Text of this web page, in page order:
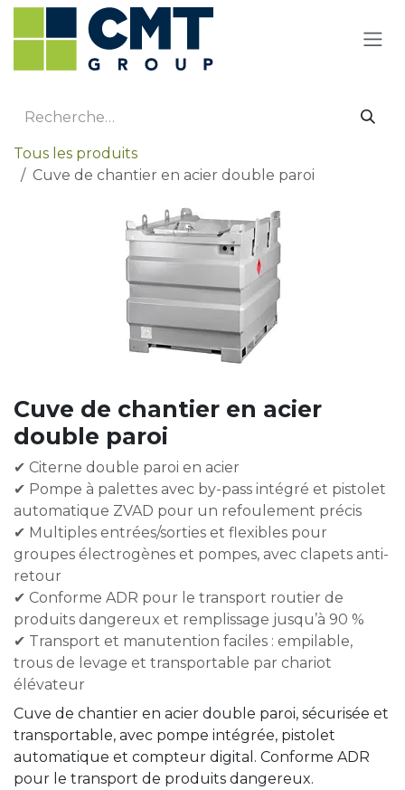
Se rendre au contenu
Tous les produits
Cuve de chantier en acier double paroi
Cuve de chantier en acier
double paroi
✔ Citerne double paroi en acier
✔ Pompe à palettes avec by-pass intégré et pistolet
automatique ZVAD pour un refoulement précis
✔ Multiples entrées/sorties et flexibles pour
groupes électrogènes et pompes, avec clapets anti-
retour
✔ Conforme ADR pour le transport routier de
produits dangereux et remplissage jusqu’à 90 %
✔ Transport et manutention faciles : empilable,
trous de levage et transportable par chariot
élévateur
Cuve de chantier en acier double paroi, sécurisée et
transportable, avec pompe intégrée, pistolet
automatique et compteur digital. Conforme ADR
pour le transport de produits dangereux.